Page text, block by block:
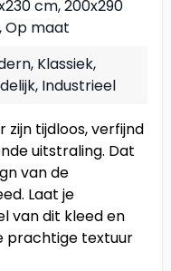
cm, 200x290
Op maat
Klassiek,
Industrieel
zijn tijdloos, verfijnd
uitstraling. Dat
van de
Laat je
van dit kleed en
prachtige textuur